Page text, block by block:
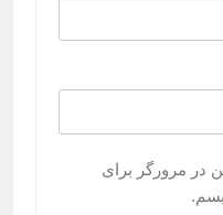
در مرورگر برای